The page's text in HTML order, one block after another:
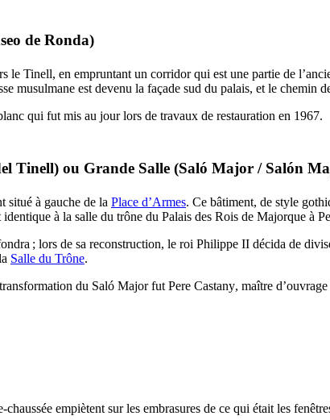
de Ronda)
le Tinell, en empruntant un corridor qui est une partie de
musulmane est devenu la façade sud du palais, et le chemin
qui fut mis au jour lors de travaux de restauration en 1967.
Tinell) ou Grande Salle (Saló Major / Salón
situé à gauche de la Place d’Armes. Ce bâtiment, de style
à la salle du trône du Palais des Rois de Majorque à
; lors de sa reconstruction, le roi Philippe II décida de
Salle du Trône.
du Saló Majorfut Pere Castany, maître
empiètent sur les embrasures de ce qui était les